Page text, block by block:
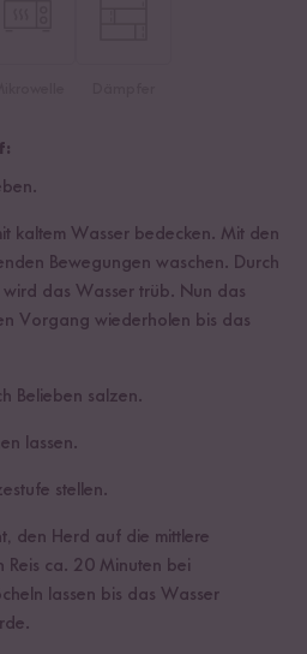
kaltem Wasser bedecken. Mit den
Bewegungen waschen. Durch
das Wasser trüb. Nun das
Vorgang wiederholen bis das
Belieben salzen.
lassen.
stellen.
den Herd auf die mittlere
Reis ca. 20 Minuten bei
lassen bis das Wasser